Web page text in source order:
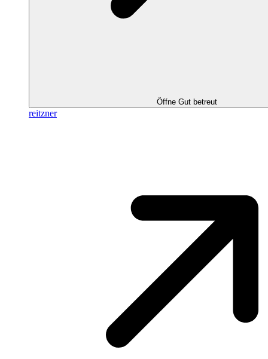
Öffne Gut betreut
reitzner